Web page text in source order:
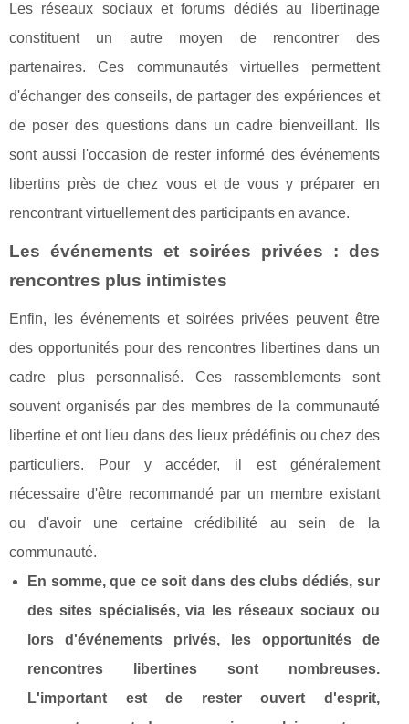
Les réseaux sociaux et forums dédiés au libertinage
constituent un autre moyen de rencontrer des
partenaires. Ces communautés virtuelles permettent
d'échanger des conseils, de partager des expériences et
de poser des questions dans un cadre bienveillant. Ils
sont aussi l'occasion de rester informé des événements
libertins près de chez vous et de vous y préparer en
rencontrant virtuellement des participants en avance.
Les événements et soirées privées : des
rencontres plus intimistes
Enfin, les événements et soirées privées peuvent être
des opportunités pour des rencontres libertines dans un
cadre plus personnalisé. Ces rassemblements sont
souvent organisés par des membres de la communauté
libertine et ont lieu dans des lieux prédéfinis ou chez des
particuliers. Pour y accéder, il est généralement
nécessaire d'être recommandé par un membre existant
ou d'avoir une certaine crédibilité au sein de la
communauté.
En somme, que ce soit dans des clubs dédiés, sur
des sites spécialisés, via les réseaux sociaux ou
lors d'événements privés, les opportunités de
rencontres libertines sont nombreuses.
L'important est de rester ouvert d'esprit,